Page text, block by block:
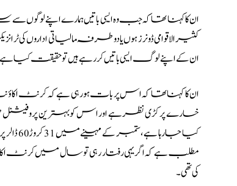
ان کا کہنا تھا کہ جب وہ ایسی باتیں ہمارے اپنے لوگوں
کثیر الاقوامی ڈونرز ہوں یا دوطرفہ مالیاتی اداروں
ان کے اپنے لوگ ایسی باتیں کررہے ہیں تو حقیقت کیا
ان کا کہنا تھا کہ اس پر بات ہو رہی ہے کہ کرنٹ
خسارے پر کڑی نظر ہے اور اس کو بہترین
کی تھی۔